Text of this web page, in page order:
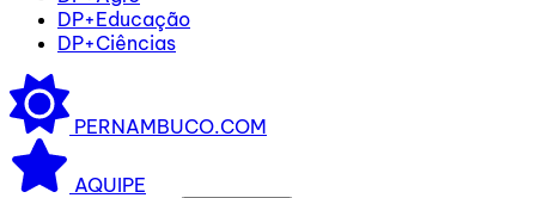
DP+Educação
DP+Ciências
PERNAMBUCO.COM
AQUIPE